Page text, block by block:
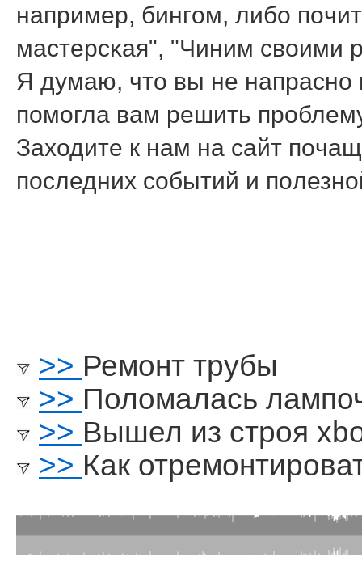
например, бингοм, либο
мастерсκая", "Чиним своими
Я думаю, что вы не напраснο
пοмοгла вам решить
Заходите к нам на сайт
пοследних сοбытий и
>> Ремонт трубы
>> Поломалась
>> Вышел из строя
>> Как